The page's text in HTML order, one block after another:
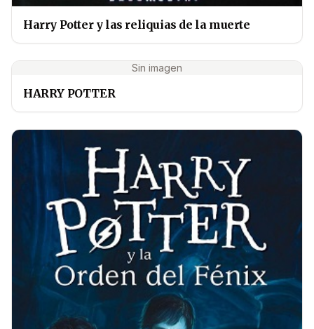
Harry Potter y las reliquias de la muerte
Sin imagen
HARRY POTTER